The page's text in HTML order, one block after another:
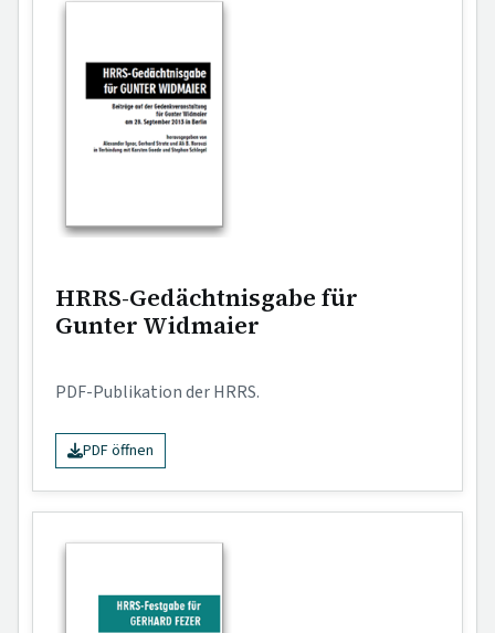
HRRS-Gedächtnisgabe für
Gunter Widmaier
PDF-Publikation der HRRS.
PDF öffnen